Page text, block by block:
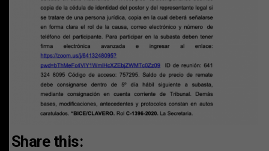
Share this: